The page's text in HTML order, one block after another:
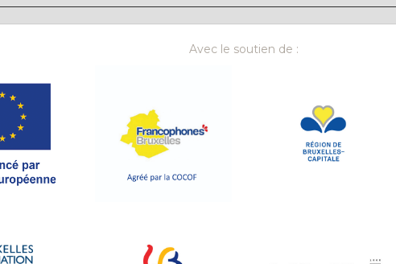
Avec le soutien de :